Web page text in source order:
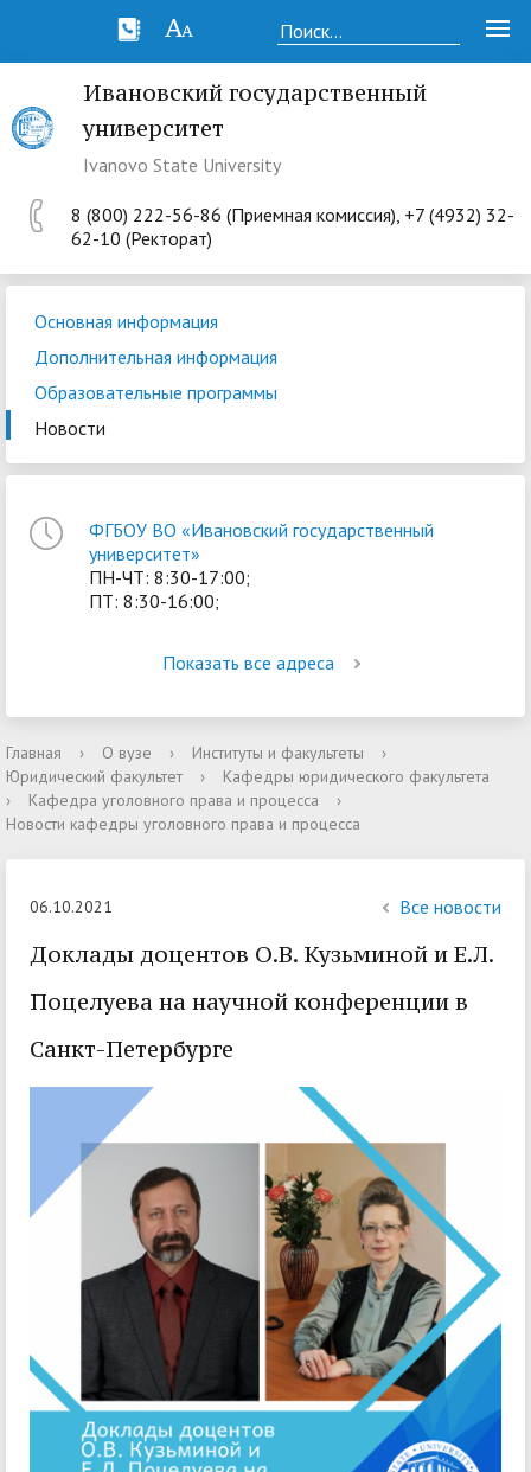
Ивановский государственный
университет
Ivanovo State University
8 (800) 222-56-86 (Приемная комиссия), +7 (4932) 32-
62-10 (Ректорат)
Основная информация
Дополнительная информация
Образовательные программы
Новости
ФГБОУ ВО «Ивановский государственный
университет»
ПН-ЧТ: 8:30-17:00;
ПТ: 8:30-16:00;
Показать все адреса
Главная › О вузе › Институты и факультеты
›
Юридический факультет
›
Кафедры юридического факультета
›
Кафедра уголовного права и процесса
›
Новости кафедры уголовного права и процесса
06.10.2021 Все новости
Доклады доцентов О.В. Кузьминой и Е.Л.
Поцелуева на научной конференции в
Санкт-Петербурге